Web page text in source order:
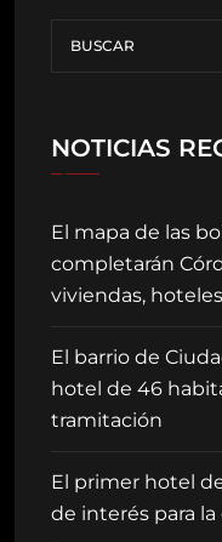
NOTICIAS
El mapa de las
completarán
viviendas,
El barrio de
hotel de 46
tramitación
El primer hotel
de interés para